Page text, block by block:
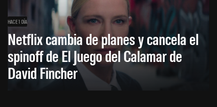
HACE 1 DÍA
Netflix cambia de planes y cancela el
spinoff de El Juego del Calamar de
David Fincher